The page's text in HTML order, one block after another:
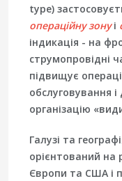
type)
операційну зонуі
індикація - на
струмопровідні
підвищує
обслуговування
організацію
Галузі та
орієнтований на
Європи та США і